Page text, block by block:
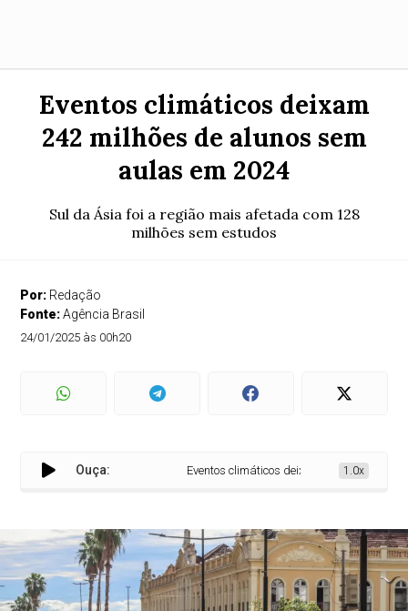
Eventos climáticos deixam
242 milhões de alunos sem
aulas em 2024
Sul da Ásia foi a região mais afetada com 128
milhões sem estudos
Por: Redação
Fonte:Agência Brasil
24/01/2025 às 00h20
Ouça: Eventos climáticos deixam 242 milhões de
1.0x